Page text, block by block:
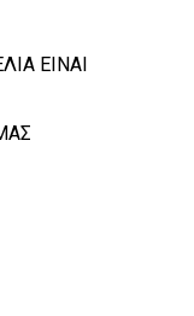
ΕΙΝΑΙ